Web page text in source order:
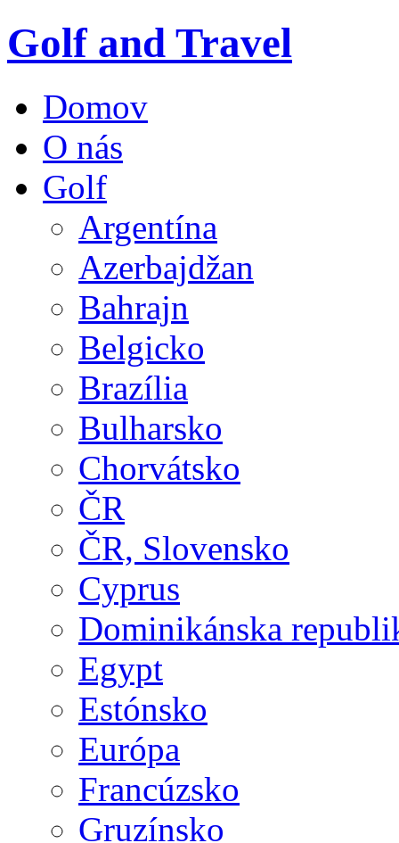
Golf and Travel
Domov
O nás
Golf
Argentína
Azerbajdžan
Bahrajn
Belgicko
Brazília
Bulharsko
Chorvátsko
ČR
ČR, Slovensko
Cyprus
Dominikánska
Egypt
Estónsko
Európa
Francúzsko
Gruzínsko